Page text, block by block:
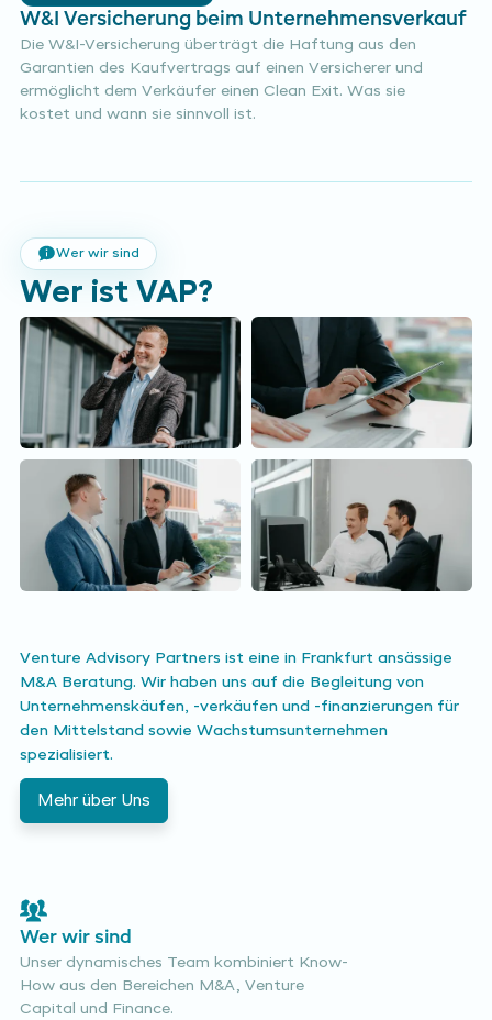
W&I Versicherung beim Unternehmensverkauf
Die W&I-Versicherung überträgt die Haftung aus den
Garantien des Kaufvertrags auf einen Versicherer und
ermöglicht dem Verkäufer einen Clean Exit. Was sie
kostet und wann sie sinnvoll ist.
Wer wir sind
Wer ist VAP?
Venture Advisory Partners ist eine in Frankfurt ansässige
M&A Beratung. Wir haben uns auf die Begleitung von
Unternehmenskäufen, -verkäufen und -finanzierungen für
den Mittelstand sowie Wachstumsunternehmen
spezialisiert.
Mehr über Uns
Wer wir sind
Unser dynamisches Team kombiniert Know-
How aus den Bereichen M&A, Venture
Capital und Finance.